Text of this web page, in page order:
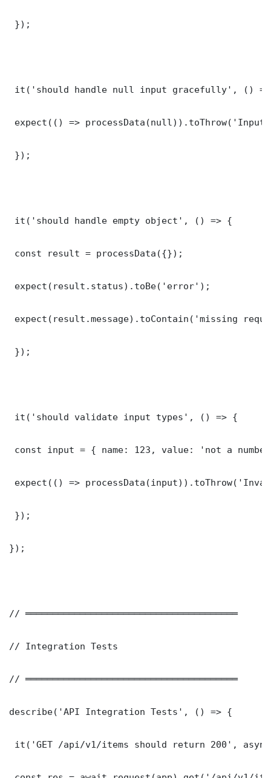
});
it('should handle null input gracefully', ()
expect(() =>
});
it('should handle empty object', () => {
const result = processData({});
expect(result.status).toBe('error');
expect(result.message).toContain('missing
});
it('should validate input types', () => {
const input = { name: 123, value: 'not a
expect(() =>
});
});
// ═══════════════════════════════════════
// Integration Tests
// ═══════════════════════════════════════
describe('API Integration Tests', () => {
it('GET /api/v1/items should return 200',